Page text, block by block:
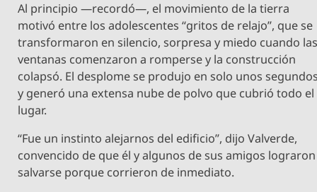
Al principio —recordó—, el movimiento de la tierra
motivó entre los adolescentes “gritos de relajo”, que se
transformaron en silencio, sorpresa y miedo cuando
ventanas comenzaron a romperse y la construcción
colapsó. El desplome se produjo en solo unos
y generó una extensa nube de polvo que cubrió todo el
lugar.
“Fue un instinto alejarnos del edificio”, dijo Valverde,
convencido de que él y algunos de sus amigos lograron
salvarse porque corrieron de inmediato.